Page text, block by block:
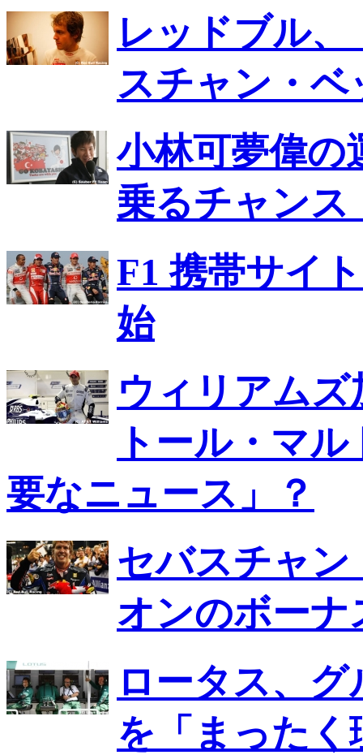
レッドブル、
スチャン・
小林可夢偉の
乗るチャンス
F1 携帯サイ
始
ウィリアム
トール・マ
要なニュース」？
セバスチャ
オンのボーナ
ロータス、
を「まった